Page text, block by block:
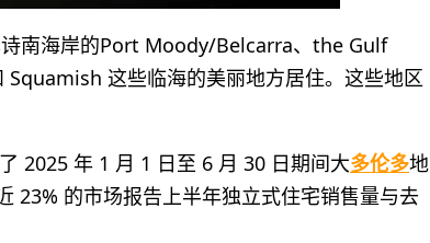
南海岸的Port Moody/Belcarra、the Gulf
这些临海的美丽地方居住。这些地区
2025 年 1 月 1 日至 6 月 30 日期间大多伦多地
23% 的市场报告上半年独立式住宅销售量与去